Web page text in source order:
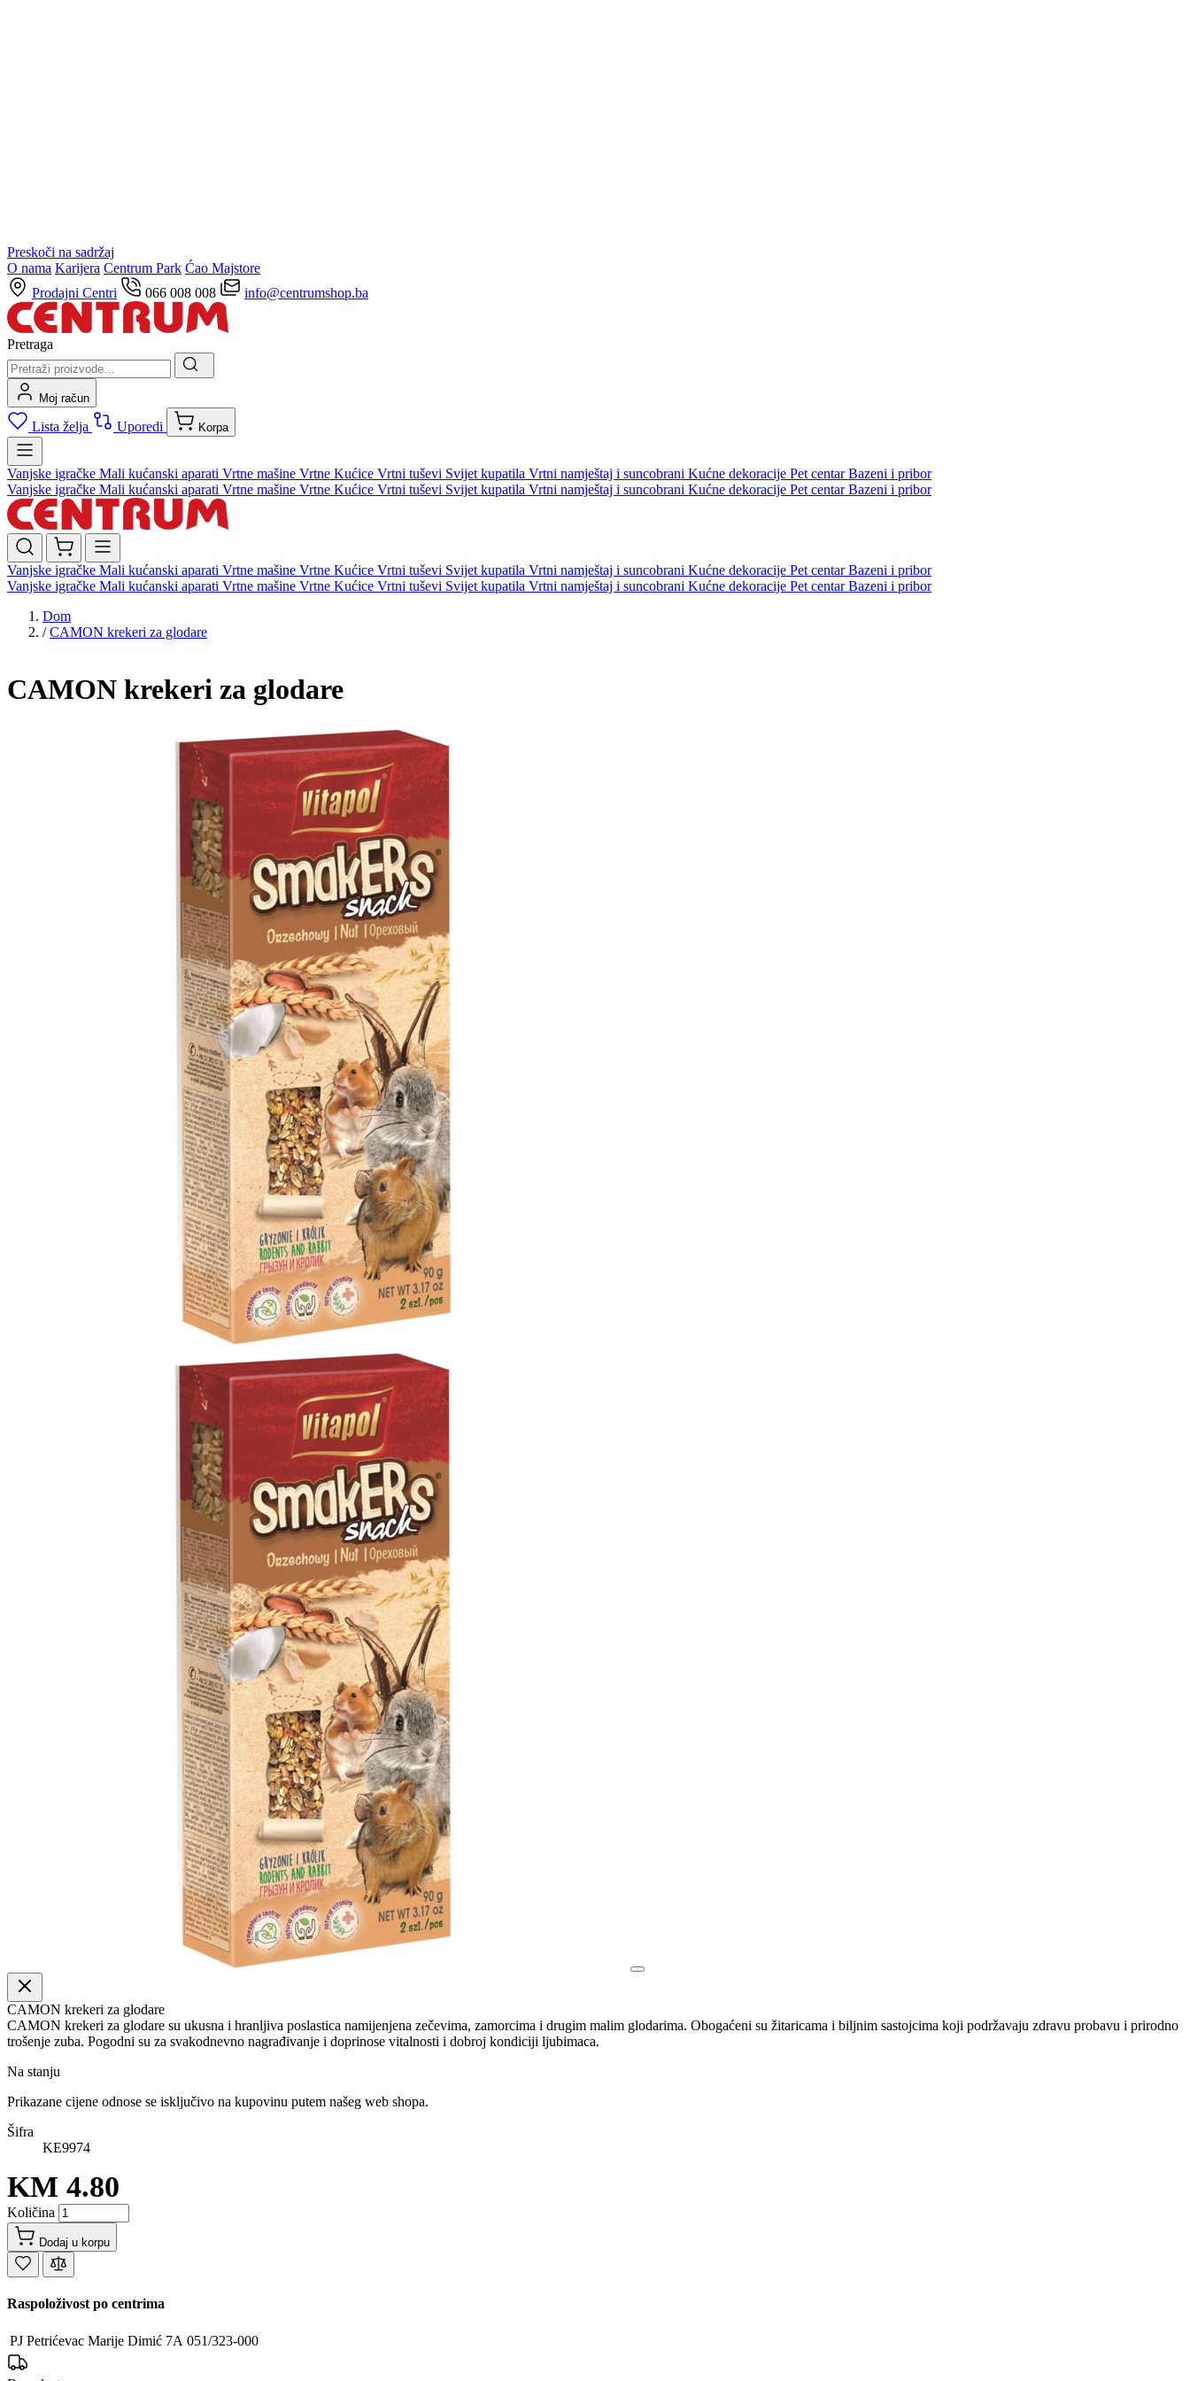
Preskoči na sadržaj
O nama Karijera Centrum Park Ćao Majstore
Prodajni Centri
066 008 008 info@centrumshop.ba
Pretraga
Moj račun
Lista želja Uporedi Korpa
Vanjske igračke Mali kućanski aparati Vrtne mašine Vrtne Kućice Vrtni tuševi Svijet kupatila Vrtni namještaj i suncobrani Kućne dekoracije Pet centarBazeni i pribor
Vanjske igračke Mali kućanski aparati Vrtne mašine Vrtne Kućice Vrtni tuševi Svijet kupatila Vrtni namještaj i suncobrani Kućne dekoracije Pet centarBazeni i pribor
Vanjske igračke Mali kućanski aparati Vrtne mašine Vrtne Kućice Vrtni tuševi Svijet kupatila Vrtni namještaj i suncobrani Kućne dekoracije Pet centarBazeni i pribor
Vanjske igračke Mali kućanski aparati Vrtne mašine Vrtne Kućice Vrtni tuševi Svijet kupatila Vrtni namještaj i suncobrani Kućne dekoracije Pet centarBazeni i pribor
Dom
/ CAMON krekeri za glodare
CAMON krekeri za glodare
CAMON krekeri za glodare
CAMON krekeri za glodare su ukusna i hranljiva poslastica namijenjena zečevima, zamorcima i drugim malim glodarima. Obogaćeni su žitaricama i biljnim sastojcima koji podržavaju zdravu probavu i prirodno
trošenje zuba. Pogodni su za svakodnevno nagrađivanje i doprinose vitalnosti i dobroj kondiciji ljubimaca.
Na stanju
Prikazane cijene odnose se isključivo na kupovinu putem našeg web shopa.
Šifra
KE9974
KM 4.80
Količina
Dodaj u korpu
Raspoloživost po centrima
PJ Petrićevac Marije Dimić 7A 051/323-000